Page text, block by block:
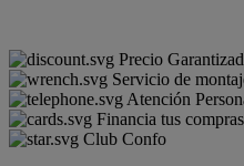
Precio
Servicio de
Atención
Financia tus
Club Confo